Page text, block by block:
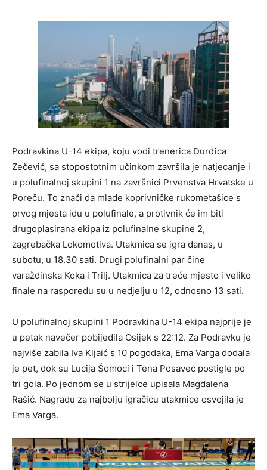
Podravkina U-14 ekipa, koju vodi trenerica Đurđica
Zečević, sa stopostotnim učinkom završila je natjecanje i
u polufinalnoj skupini 1 na završnici Prvenstva Hrvatske u
Poreču. To znači da mlade koprivničke rukometašice s
prvog mjesta idu u polufinale, a protivnik će im biti
drugoplasirana ekipa iz polufinalne skupine 2,
zagrebačka Lokomotiva. Utakmica se igra danas, u
subotu, u 18.30 sati. Drugi polufinalni par čine
varaždinska Koka i Trilj. Utakmica za treće mjesto i veliko
finale na rasporedu su u nedjelju u 12, odnosno 13 sati.
U polufinalnoj skupini 1 Podravkina U-14 ekipa najprije je
u petak navečer pobijedila Osijek s 22:12. Za Podravku je
najviše zabila Iva Kljaić s 10 pogodaka, Ema Varga dodala
je pet, dok su Lucija Šomoci i Tena Posavec postigle po
tri gola. Po jednom se u strijelce upisala Magdalena
Rašić. Nagradu za najbolju igračicu utakmice osvojila je
Ema Varga.